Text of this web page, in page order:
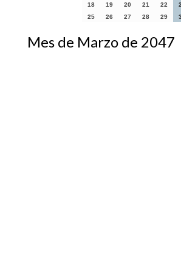
18
19 20 21 22
25
26 27 28 29
Mes de Marzo de 2047